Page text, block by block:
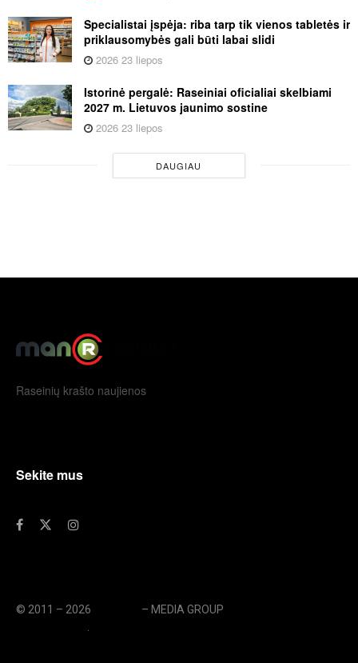
Specialistai įspėja: riba tarp tik vienos tabletės ir
priklausomybės gali būti labai slidi
2026 23 liepos
Istorinė pergalė: Raseiniai oficialiai skelbiami
2027 m. Lietuvos jaunimo sostine
2026 23 liepos
DAUGIAU
Raseinių krašto naujienos
Sekite mus
© 2011 – 2026 – MEDIA GROUP